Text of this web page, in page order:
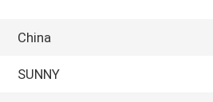
China
SUNNY